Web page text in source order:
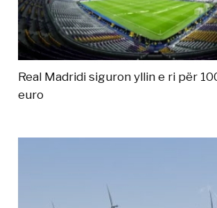
Real Madridi siguron yllin e ri për
euro